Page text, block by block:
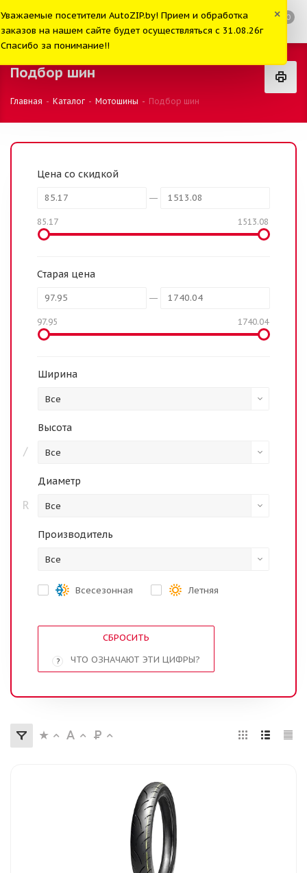
0
Подбор шин
Главная - Каталог - Мотошины - Подбор шин
Цена со скидкой
85.17 1513.08
Старая цена
97.95 1740.04
Ширина
Все
Высота
/ Все
Диаметр
R Все
Производитель
Все
Всесезонная Летняя
СБРОСИТЬ
? ЧТО ОЗНАЧАЮТ ЭТИ ЦИФРЫ?
Уважаемые посетители AutoZIP.by! Прием и обработка
заказов на нашем сайте будет осуществляться с 31.08.26г
Спасибо за понимание!!
×